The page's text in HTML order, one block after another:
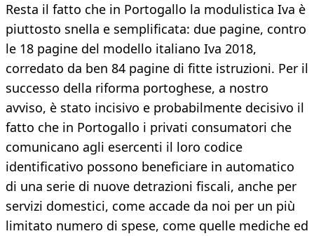
Resta il fatto che in Portogallo la modulistica Iva è
piuttosto snella e semplificata: due pagine, contro
le 18 pagine del modello italiano Iva 2018,
corredato da ben 84 pagine di fitte istruzioni. Per il
successo della riforma portoghese, a nostro
avviso, è stato incisivo e probabilmente decisivo il
fatto che in Portogallo i privati consumatori che
comunicano agli esercenti il loro codice
identificativo possono beneficiare in automatico
di una serie di nuove detrazioni fiscali, anche per
servizi domestici, come accade da noi per un più
limitato numero di spese, come quelle mediche ed